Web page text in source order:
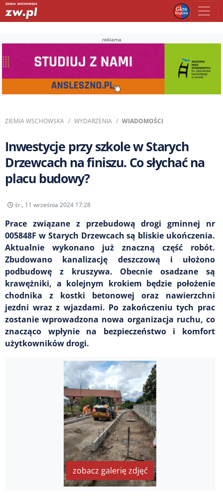
reklama
ZIEMIA WSCHOWSKA WYDARZENIA WIADOMOŚCI
Inwestycje przy szkole w Starych
Drzewcach na finiszu. Co słychać na
placu budowy?
śr., 11 września 2024 17:28
Prace związane z przebudową drogi gminnej nr
005848F w Starych Drzewcach są bliskie ukończenia.
Aktualnie wykonano już znaczną część robót.
Zbudowano kanalizację deszczową i ułożono
podbudowę z kruszywa. Obecnie osadzane są
krawężniki, a kolejnym krokiem będzie położenie
chodnika z kostki betonowej oraz nawierzchni
jezdni wraz z wjazdami. Po zakończeniu tych prac
zostanie wprowadzona nowa organizacja ruchu, co
znacząco wpłynie na bezpieczeństwo i komfort
użytkowników drogi.
zobacz galerię zdjęć